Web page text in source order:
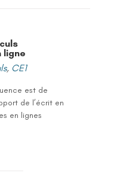
ligne
, CE1
est de
de l’écrit en
en lignes